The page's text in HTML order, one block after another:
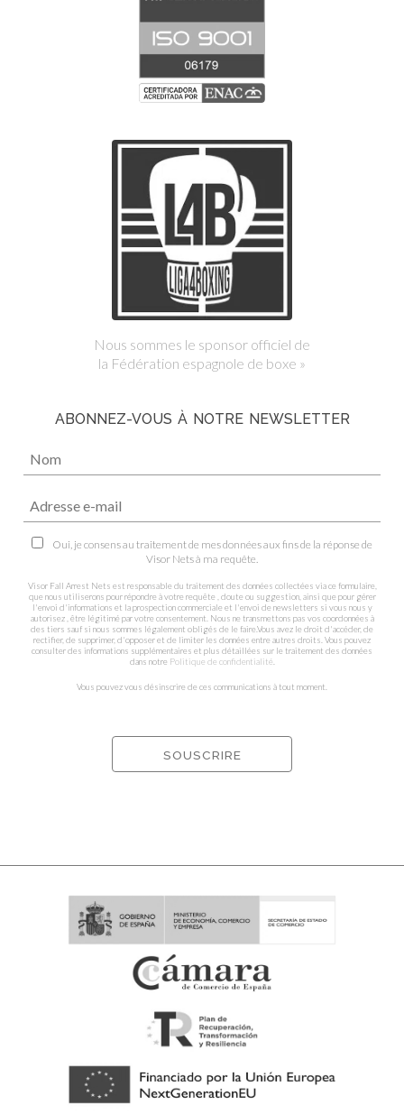
Nous sommes le sponsor officiel de
la Fédération espagnole de boxe »
ABONNEZ-VOUS À NOTRE NEWSLETTER
Oui, je consens au traitement de mes données aux fins de la réponse de
Visor Nets à ma requête.
Visor Fall Arrest Nets est responsable du traitement des données collectées via ce formulaire,
que nous utiliserons pour répondre à votre requête , doute ou suggestion, ainsi que pour gérer
l'envoi d'informations et la prospection commerciale et l'envoi de newsletters si vous nous y
autorisez , être légitimé par votre consentement. Nous ne transmettons pas vos coordonnées à
des tiers sauf si nous sommes légalement obligés de le faire.Vous avez le droit d'accéder, de
rectifier, de supprimer, d'opposer et de limiter les données entre autres droits. Vous pouvez
consulter des informations supplémentaires et plus détaillées sur le traitement des données
dans notre Politique de confidentialité
Vous pouvez vous désinscrire de ces communications à tout moment.